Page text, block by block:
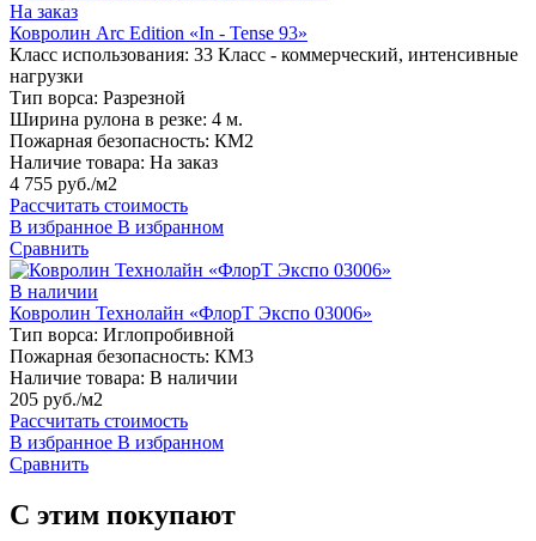
На заказ
Ковролин Arc Edition «In - Tense 93»
Класс использования: 33 Класс - коммерческий, интенсивные
нагрузки
Тип ворса: Разрезной
Ширина рулона в резке: 4 м.
Пожарная безопасность: КМ2
Наличие товара: На заказ
4 755 руб./м2
Рассчитать стоимость
В избранное В избранном
Сравнить
В наличии
Ковролин Технолайн «ФлорТ Экспо 03006»
Тип ворса: Иглопробивной
Пожарная безопасность: КМ3
Наличие товара: В наличии
205 руб./м2
Рассчитать стоимость
В избранное В избранном
Сравнить
С этим покупают